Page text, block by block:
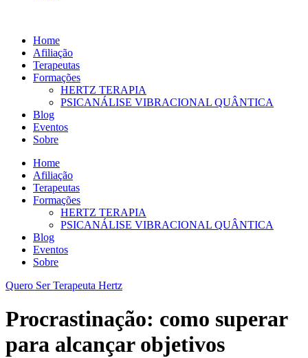
Home
Afiliação
Terapeutas
Formações
HERTZ TERAPIA
PSICANÁLISE VIBRACIONAL QUÂNTICA
Blog
Eventos
Sobre
Home
Afiliação
Terapeutas
Formações
HERTZ TERAPIA
PSICANÁLISE VIBRACIONAL QUÂNTICA
Blog
Eventos
Sobre
Quero Ser Terapeuta Hertz
Procrastinação: como superar
para alcançar objetivos